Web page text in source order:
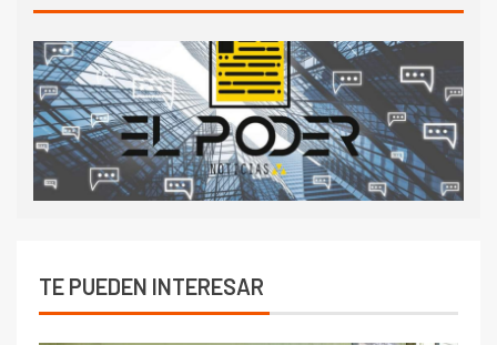
TE PUEDEN INTERESAR